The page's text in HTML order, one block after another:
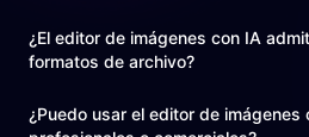
¿El editor de imágenes con IA
formatos de archivo?
¿Puedo usar el editor de imágenes